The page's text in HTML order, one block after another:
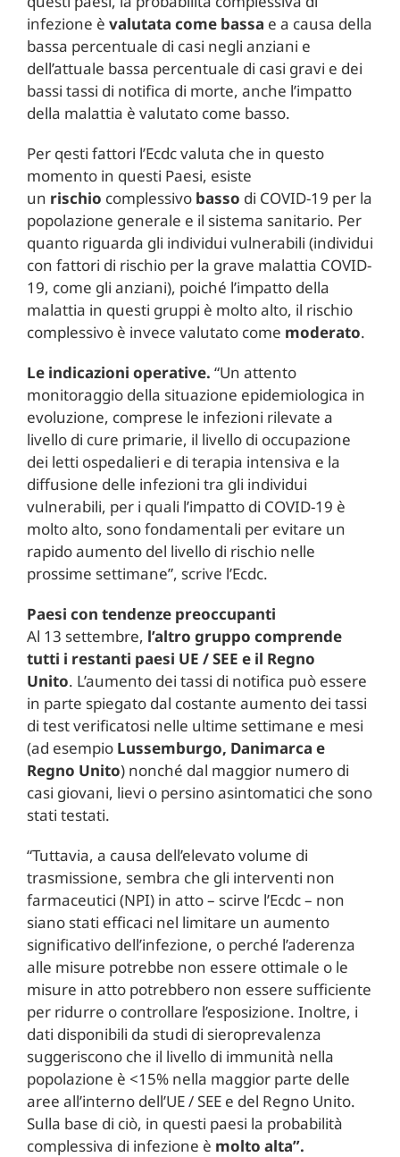
infezione è valutata come bassa e a causa della
bassa percentuale di casi negli anziani e
dell’attuale bassa percentuale di casi gravi e dei
bassi tassi di notifica di morte, anche l’impatto
della malattia è valutato come basso.
Per qesti fattori l’Ecdc valuta che in questo
momento in questi Paesi, esiste
un rischio complessivo basso di COVID-19 per la
popolazione generale e il sistema sanitario. Per
quanto riguarda gli individui vulnerabili (individui
con fattori di rischio per la grave malattia COVID-
19, come gli anziani), poiché l’impatto della
malattia in questi gruppi è molto alto, il rischio
complessivo è invece valutato come moderato.
Le indicazioni operative. “Un attento
monitoraggio della situazione epidemiologica in
evoluzione, comprese le infezioni rilevate a
livello di cure primarie, il livello di occupazione
dei letti ospedalieri e di terapia intensiva e la
diffusione delle infezioni tra gli individui
vulnerabili, per i quali l’impatto di COVID-19 è
molto alto, sono fondamentali per evitare un
rapido aumento del livello di rischio nelle
prossime settimane”, scrive l’Ecdc.
Paesi con tendenze preoccupanti
Al 13 settembre, l’altro gruppo comprende
tutti i restanti paesi UE / SEE e il Regno
Unito. L’aumento dei tassi di notifica può essere
in parte spiegato dal costante aumento dei tassi
di test verificatosi nelle ultime settimane e mesi
(ad esempio Lussemburgo, Danimarca e
Regno Unito) nonché dal maggior numero di
casi giovani, lievi o persino asintomatici che sono
stati testati.
“Tuttavia, a causa dell’elevato volume di
trasmissione, sembra che gli interventi non
farmaceutici (NPI) in atto – scirve l’Ecdc – non
siano stati efficaci nel limitare un aumento
significativo dell’infezione, o perché l’aderenza
alle misure potrebbe non essere ottimale o le
misure in atto potrebbero non essere sufficiente
per ridurre o controllare l’esposizione. Inoltre, i
dati disponibili da studi di sieroprevalenza
suggeriscono che il livello di immunità nella
popolazione è <15% nella maggior parte delle
aree all’interno dell’UE / SEE e del Regno Unito.
Sulla base di ciò, in questi paesi la probabilità
complessiva di infezione è molto alta”.